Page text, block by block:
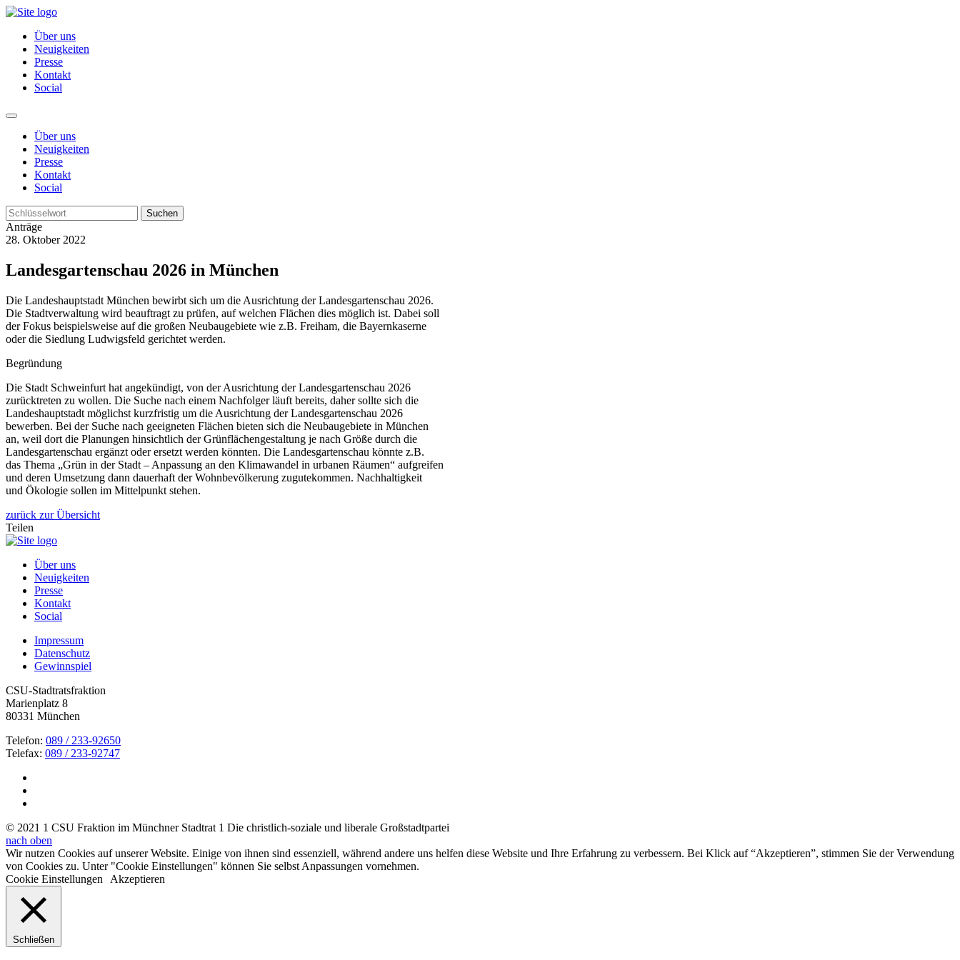
Über uns
Neuigkeiten
Presse
Kontakt
Social
Über uns
Neuigkeiten
Presse
Kontakt
Social
Suchen
Anträge
28. Oktober 2022
Landesgartenschau 2026 in München
Die Landeshauptstadt München bewirbt sich um die Ausrichtung der Landesgartenschau 2026.
Die Stadtverwaltung wird beauftragt zu prüfen, auf welchen Flächen dies möglich ist. Dabei soll
der Fokus beispielsweise auf die großen Neubaugebiete wie z.B. Freiham, die Bayernkaserne
oder die Siedlung Ludwigsfeld gerichtet werden.
Begründung
Die Stadt Schweinfurt hat angekündigt, von der Ausrichtung der Landesgartenschau 2026
zurücktreten zu wollen. Die Suche nach einem Nachfolger läuft bereits, daher sollte sich die
Landeshauptstadt möglichst kurzfristig um die Ausrichtung der Landesgartenschau 2026
bewerben. Bei der Suche nach geeigneten Flächen bieten sich die Neubaugebiete in München
an, weil dort die Planungen hinsichtlich der Grünflächengestaltung je nach Größe durch die
Landesgartenschau ergänzt oder ersetzt werden könnten. Die Landesgartenschau könnte z.B.
das Thema „Grün in der Stadt – Anpassung an den Klimawandel in urbanen Räumen“ aufgreifen
und deren Umsetzung dann dauerhaft der Wohnbevölkerung zugutekommen. Nachhaltigkeit
und Ökologie sollen im Mittelpunkt stehen.
zurück zur Übersicht
Teilen
Über uns
Neuigkeiten
Presse
Kontakt
Social
Impressum
Datenschutz
Gewinnspiel
CSU-Stadtratsfraktion
Marienplatz 8
80331 München
Telefon: 089 / 233-92650
Telefax: 089 / 233-92747
© 2021 1 CSU Fraktion im Münchner Stadtrat 1 Die christlich-soziale und liberale Großstadtpartei
nach oben
Wir nutzen Cookies auf unserer Website. Einige von ihnen sind essenziell, während andere uns helfen diese Website und Ihre Erfahrung zu verbessern. Bei Klick auf “Akzeptieren”, stimmen Sie der Verwendung
von Cookies zu. Unter "Cookie Einstellungen" können Sie selbst Anpassungen vornehmen.
Cookie Einstellungen
Akzeptieren
Schließen